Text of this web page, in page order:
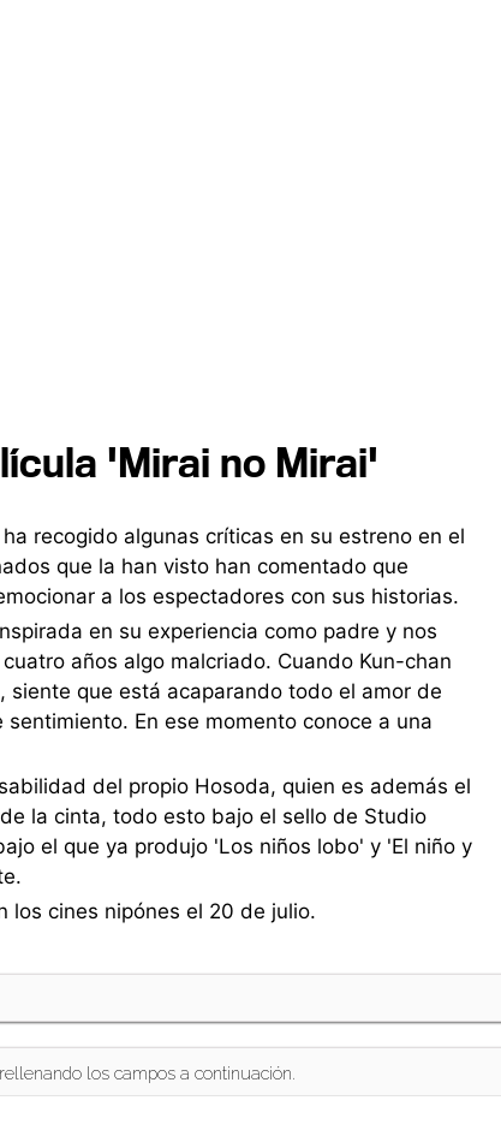
'Mirai no Mirai'
recogido algunas críticas en su estreno en el
que la han visto han comentado que
a los espectadores con sus historias.
en su experiencia como padre y nos
años algo malcriado. Cuando Kun-chan
siente que está acaparando todo el amor de
En ese momento conoce a una
del propio Hosoda, quien es además el
la cinta, todo esto bajo el sello de Studio
el que ya produjo 'Los niños lobo' y 'El niño y
los cines nipónes el 20 de julio.
los campos a continuación.